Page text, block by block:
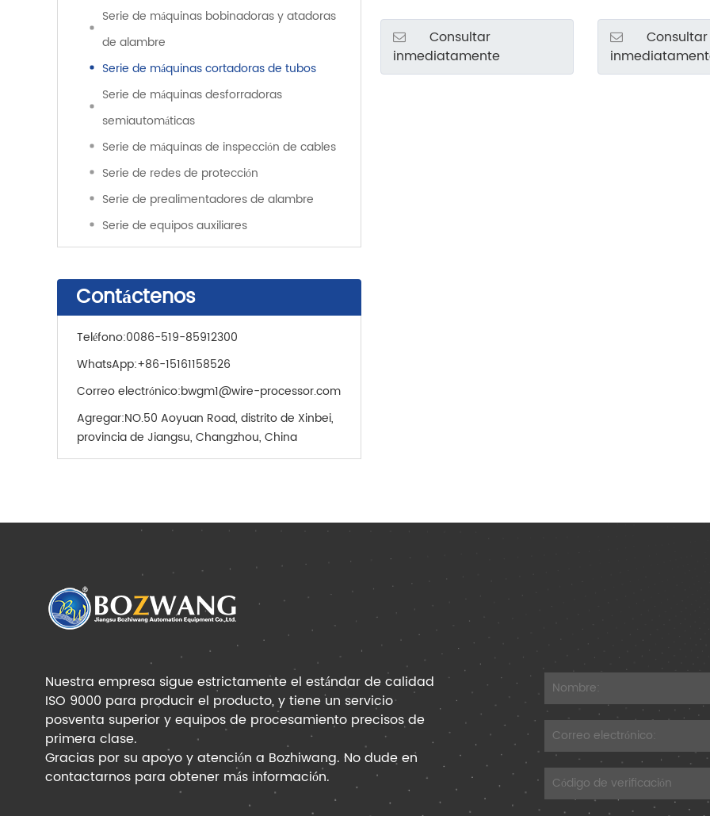
Serie de máquinas bobinadoras y atadoras
de alambre
Serie de máquinas cortadoras de tubos
Serie de máquinas desforradoras
semiautomáticas
Serie de máquinas de inspección de cables
Serie de redes de protección
Serie de prealimentadores de alambre
Serie de equipos auxiliares
Contáctenos
Teléfono:0086-519-85912300
WhatsApp:+86-15161158526
Correo electrónico:bwgm1@wire-processor.com
Agregar:NO.50 Aoyuan Road, distrito de Xinbei,
provincia de Jiangsu, Changzhou, China
Consultar
inmediatamente
Consultar
Nuestra empresa sigue estrictamente el estándar de calidad
ISO 9000 para producir el producto, y tiene un servicio
posventa superior y equipos de procesamiento precisos de
primera clase.
Gracias por su apoyo y atención a Bozhiwang. No dude en
contactarnos para obtener más información.